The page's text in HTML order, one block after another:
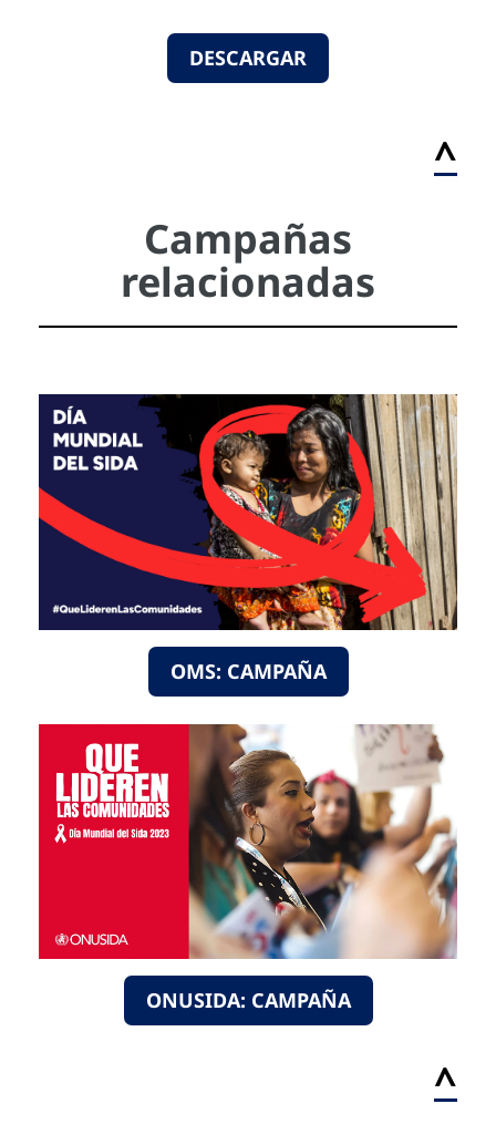
DESCARGAR
^
Campañas
relacionadas
OMS: CAMPAÑA
ONUSIDA: CAMPAÑA
^